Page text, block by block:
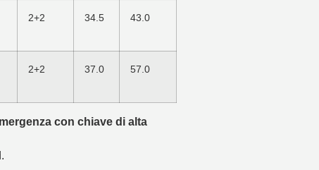
2+2 34.5 43.0
2+2 37.0 57.0
con chiave di alta